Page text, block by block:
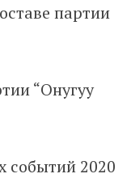
партии
“Онугуу
событий 2020